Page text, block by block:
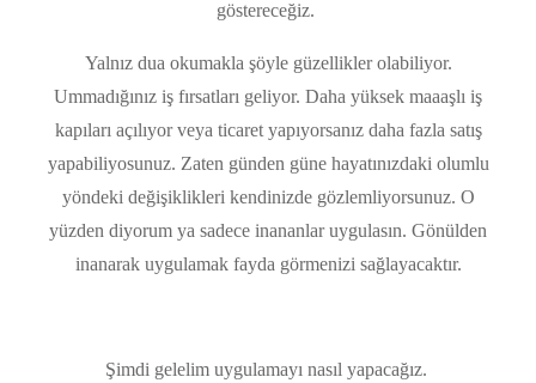
göstereceğiz.
Yalnız dua okumakla şöyle güzellikler olabiliyor.
Ummadığınız iş fırsatları geliyor. Daha yüksek maaaşlı iş
kapıları açılıyor veya ticaret yapıyorsanız daha fazla satış
yapabiliyosunuz. Zaten günden güne hayatınızdaki olumlu
yöndeki değişiklikleri kendinizde gözlemliyorsunuz. O
yüzden diyorum ya sadece inananlar uygulasın. Gönülden
inanarak uygulamak fayda görmenizi sağlayacaktır.
Şimdi gelelim uygulamayı nasıl yapacağız.